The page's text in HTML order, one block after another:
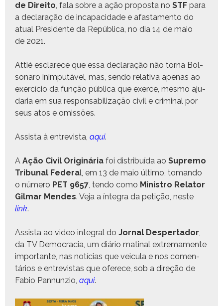
de Dire­ito, fala sobre a ação pro­pos­ta no STF para
a declar­ação de inca­paci­dade e afas­ta­men­to do
atu­al Pres­i­dente da Repúbli­ca, no dia 14 de maio
de 2021.
Attié esclarece que essa declar­ação não tor­na Bol­
sonaro inim­putáv­el, mas, sendo rel­a­ti­va ape­nas ao
exer­cí­cio da função públi­ca que exerce, mes­mo aju­
daria em sua respon­s­abi­liza­ção civ­il e crim­i­nal por
seus atos e omissões.
Assista à entre­vista, aqui.
A Ação Civ­il Orig­inária foi dis­tribuí­da ao Supre­mo
Tri­bunal Fed­eral, em 13 de maio últi­mo, toman­do
o número PET 9657, ten­do como Min­istro Rela­tor
Gilmar Mendes. Veja a ínte­gra da petição, neste
link.
Assista ao video inte­gral do Jor­nal Des­per­ta­dor,
da TV Democ­ra­cia, um diário mati­nal extrema­mente
impor­tante, nas notí­cias que veic­u­la e nos comen­
tários e entre­vis­tas que ofer­ece, sob a direção de
Fabio Pan­nun­zio, aqui.